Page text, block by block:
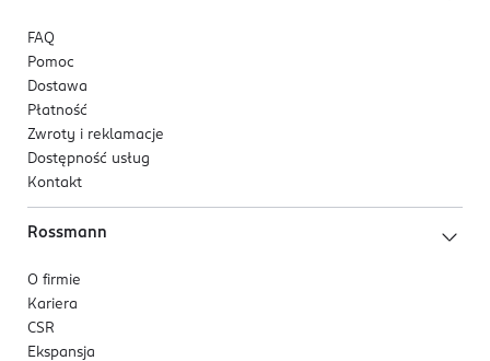
FAQ
Pomoc
Dostawa
Płatność
Zwroty i reklamacje
Dostępność usług
Kontakt
Rossmann
O firmie
Kariera
CSR
Ekspansja